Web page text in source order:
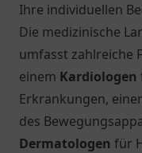
Ihre individuellen
Die medizinische
umfasst zahlreiche
einem Kardiologen
Erkrankungen,
des
Dermatologen für